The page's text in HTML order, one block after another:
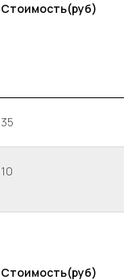
Стоимость(руб)
35
10
Стоимость(руб)